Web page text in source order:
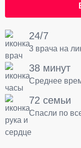
24/7
3 врача на
38 минут
Среднее
72 семьи
Спасли по